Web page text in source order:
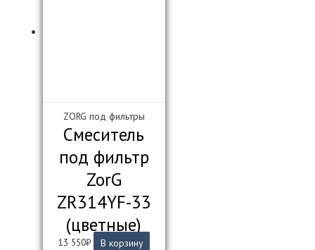
ZORG под фильтры
Смеситель
под фильтр
ZorG
ZR314YF-33
(цветные)
13 550₽ В корзину